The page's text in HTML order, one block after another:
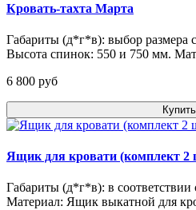
Кровать-тахта Марта
Габариты (д*г*в): выбор размера
Высота спинок: 550 и 750 мм.
6 800 pуб
Купить
Ящик для кровати (комплект 2
Габариты (д*г*в): в соответствии
Материал: Ящик выкатной для